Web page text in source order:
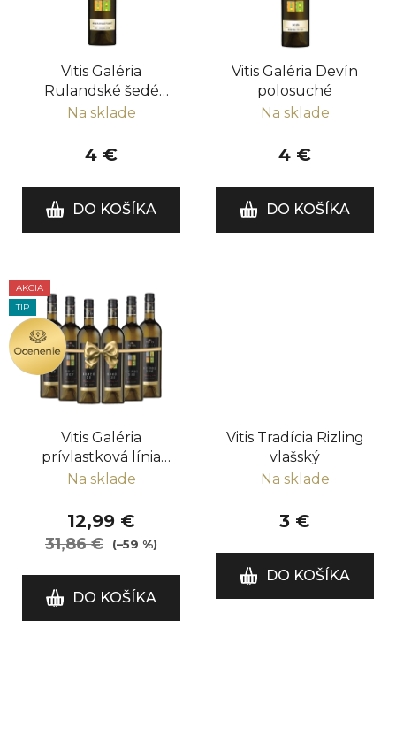
Vitis Galéria
Rulandské šedé
polosuché
Na sklade
4 €
DO KOŠÍKA
Vitis Galéria Devín
polosuché
Na sklade
4 €
DO KOŠÍKA
AKCIA
TIP
OCENENIE
Vitis Galéria
prívlastková línia
balík 6 fliaš
Na sklade
12,99 €
31,86 € (–59 %)
DO KOŠÍKA
Vitis Tradícia Rizling
vlašský
Na sklade
3 €
DO KOŠÍKA